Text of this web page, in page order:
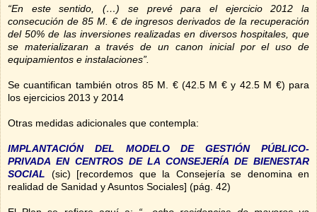
“En este sentido, (…) se prevé para el ejercicio 2012 la
consecución de 85 M. € de ingresos derivados de la recuperación
del 50% de las inversiones realizadas en diversos hospitales, que
se materializaran a través de un canon inicial por el uso de
equipamientos e instalaciones”.
Se cuantifican también otros 85 M . € (42.5 M € y 42.5 M €) para
los ejercicios 2013 y 2014
Otras medidas adicionales que contempla:
IMPLANTACIÓN DEL MODELO DE GESTIÓN PÚBLICO-
PRIVADA EN CENTROS DE LA CONSEJERÍA DE BIENESTAR
SOCIAL
(sic) [recordemos que la Consejería se denomina en
realidad de Sanidad y Asuntos Sociales] (pág. 42)